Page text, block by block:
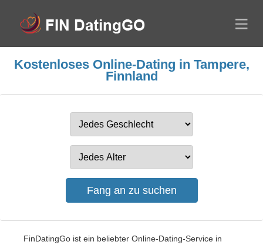
Kostenloses Online-Dating in Tampere,
Finnland
FinDatingGo ist ein beliebter Online-Dating-Service in